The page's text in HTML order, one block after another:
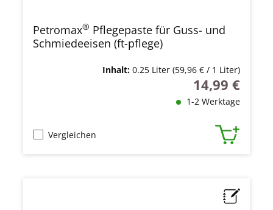
Petromax® Pflegepaste für Guss- und
Schmiedeeisen (ft-pflege)
Inhalt: 0.25 Liter (59,96 € / 1 Liter)
Regulärer Preis:
14,99 €
1-2 Werktage
Vergleichen